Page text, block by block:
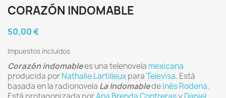
CORAZÓN INDOMABLE
50,00 €
Impuestos incluidos
Corazón indomablees una telenovela mexicana
producida porNathalie LartilleuxparaTelevisa. Está
basada en la radionovela La IndomabledeInés Rodena.